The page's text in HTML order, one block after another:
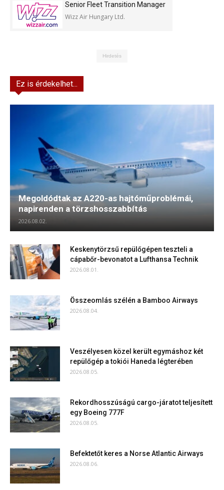
Senior Fleet Transition Manager
Wizz Air Hungary Ltd.
Hirdetés
Ez is érdekelhet...
Megoldódtak az A220-as hajtóműproblémái,
napirenden a törzshosszabbítás
2026.08.02.
Keskenytörzsű repülőgépen teszteli a
cápabőr-bevonatot a Lufthansa Technik
2026.08.01.
Összeomlás szélén a Bamboo Airways
2026.08.04.
Veszélyesen közel került egymáshoz két
repülőgép a tokiói Haneda légterében
2026.08.05.
Rekordhosszúságú cargo-járatot teljesített
egy Boeing 777F
2026.08.05.
Befektetőt keres a Norse Atlantic Airways
2026.08.06.